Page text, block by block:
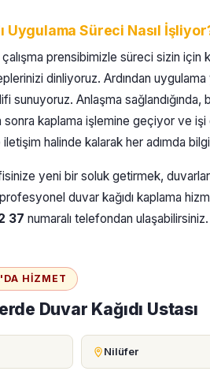
Uygulama Süreci Nasıl
prensibimizle süreci sizin için
dinliyoruz. Ardından
sunuyoruz. Anlaşma sağlandığında,
sonra kaplama işlemine geçiyor ve
halinde kalarak her adımda
yeni bir soluk getirmek,
duvar kağıdı kaplama
37 numaralı telefondan ulaşabilirsiniz.
HIZMET
Duvar Kağıdı Ustası
Nilüfer